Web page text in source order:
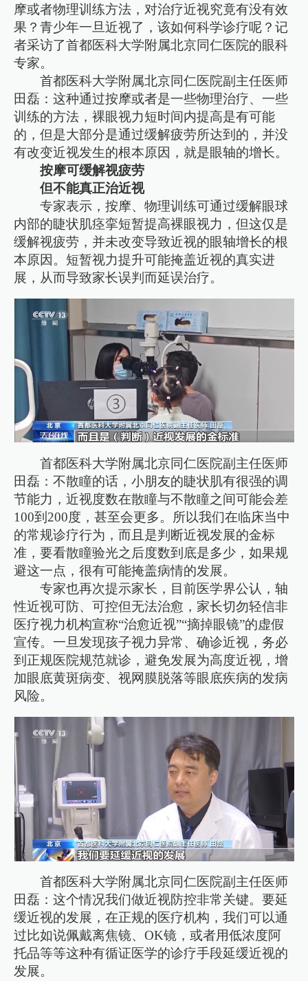
摩或者物理训练方法，对治疗近视究竟有没有效
果？青少年一旦近视了，该如何科学诊疗呢？记
者采访了首都医科大学附属北京同仁医院的眼科
专家。
首都医科大学附属北京同仁医院副主任医师
田磊：这种通过按摩或者是一些物理治疗、一些
训练的方法，裸眼视力短时间内提高是有可能
的，但是大部分是通过缓解疲劳所达到的，并没
有改变近视发生的根本原因，就是眼轴的增长。
按摩可缓解视疲劳
但不能真正治近视
专家表示，按摩、物理训练可通过缓解眼球
内部的睫状肌痉挛短暂提高裸眼视力，但这仅是
缓解视疲劳，并未改变导致近视的眼轴增长的根
本原因。短暂视力提升可能掩盖近视的真实进
展，从而导致家长误判而延误治疗。
首都医科大学附属北京同仁医院副主任医师
田磊：不散瞳的话，小朋友的睫状肌有很强的调
节能力，近视度数在散瞳与不散瞳之间可能会差
100到200度，甚至会更多。所以我们在临床当中
的常规诊疗行为，而且是判断近视发展的金标
准，要看散瞳验光之后度数到底是多少，如果规
避这一点，很有可能掩盖病情的发展。
专家也再次提示家长，目前医学界公认，轴
性近视可防、可控但无法治愈，家长切勿轻信非
医疗视力机构宣称“治愈近视”“摘掉眼镜”的虚假
宣传。一旦发现孩子视力异常、确诊近视，务必
到正规医院规范就诊，避免发展为高度近视，增
加眼底黄斑病变、视网膜脱落等眼底疾病的发病
风险。
首都医科大学附属北京同仁医院副主任医师
田磊：这个情况我们做近视防控非常关键。要延
缓近视的发展，在正规的医疗机构，我们可以通
过比如说佩戴离焦镜、OK镜，或者用低浓度阿
托品等等这种有循证医学的诊疗手段延缓近视的
发展。